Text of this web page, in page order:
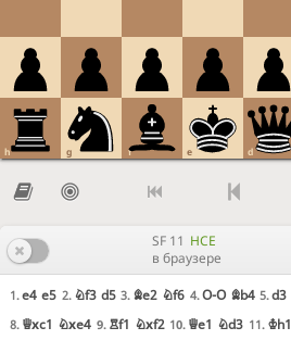
d
e
f
g
h
SF 11 HCE
в браузере
1.e4 e5 2. Nf3 d5 3. Be2 Nf6 4.O-O Bb4 5.d3
8. Qxc1 Nxe4 9. Rf1 Nxf2 10. Qe1 Nd3 11. Kh1